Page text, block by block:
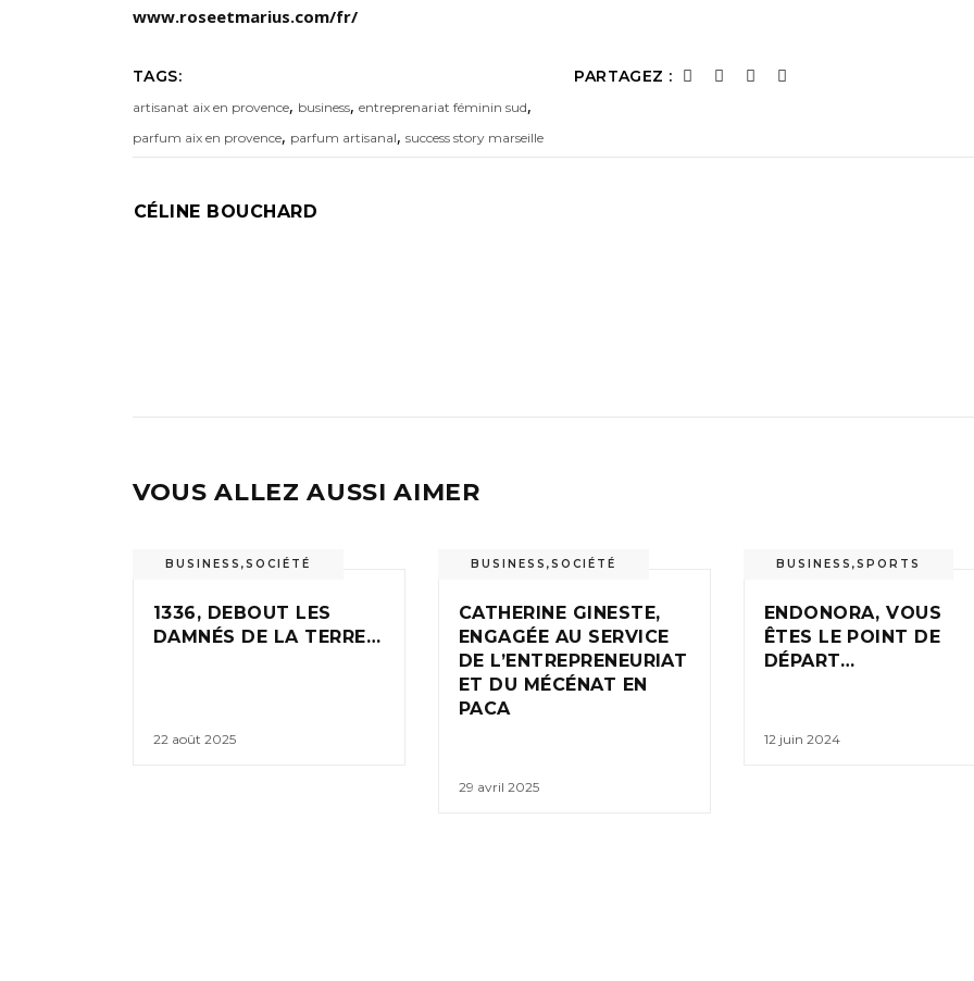
www.roseetmarius.com/fr/
TAGS:
artisanat aix en provence, business, entreprenariat féminin sud,
parfum aix en provence, parfum artisanal, success story marseille
PARTAGEZ :
CÉLINE BOUCHARD
VOUS ALLEZ AUSSI AIMER
BUSINESS ,SOCIÉTÉ
1336, DEBOUT LES
DAMNÉS DE LA TERRE…
22 août 2025
BUSINESS ,SOCIÉTÉ
CATHERINE GINESTE,
ENGAGÉE AU SERVICE
DE L’ENTREPRENEURIAT
ET DU MÉCÉNAT EN
PACA
29 avril 2025
BUSINESS ,SPORTS
ENDONORA, VOUS
ÊTES LE POINT DE
DÉPART…
12 juin 2024